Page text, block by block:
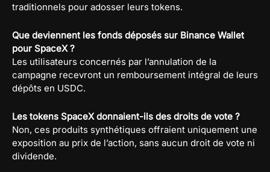
traditionnels pour adosser leurs tokens.
Que deviennent les fonds déposés sur Binance Wallet
pour SpaceX ?
Les utilisateurs concernés par l’annulation de la
campagne recevront un remboursement intégral de leurs
dépôts en USDC.
Les tokens SpaceX donnaient-ils des droits de vote ?
Non, ces produits synthétiques offraient uniquement une
exposition au prix de l’action, sans aucun droit de vote ni
dividende.